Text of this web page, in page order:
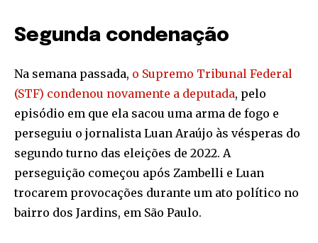
Segunda condenação
Na semana passada, o Supremo Tribunal Federal
(STF) condenou novamente a deputada, pelo
episódio em que ela sacou uma arma de fogo e
perseguiu o jornalista Luan Araújo às vésperas do
segundo turno das eleições de 2022. A
perseguição começou após Zambelli e Luan
trocarem provocações durante um ato político no
bairro dos Jardins, em São Paulo.